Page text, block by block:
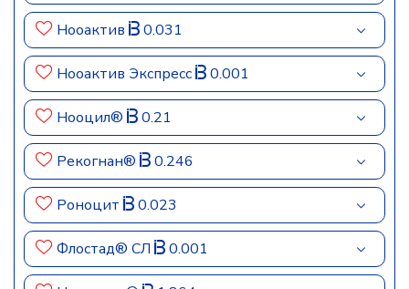
Нооактив 0.031
Нооактив Экспресс 0.001
Нооцил® 0.21
Рекогнан® 0.246
Роноцит 0.023
Флостад® СЛ 0.001